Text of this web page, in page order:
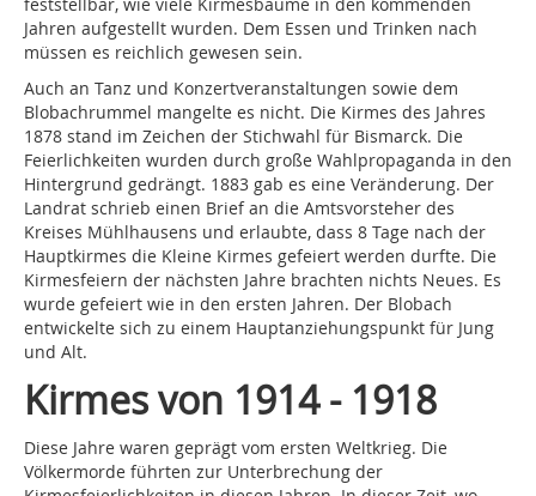
Jahren aufgestellt wurden. Dem Essen und Trinken nach
müssen es reichlich gewesen sein.
Auch an Tanz und Konzertveranstaltungen sowie dem
Blobachrummel mangelte es nicht. Die Kirmes des Jahres
1878 stand im Zeichen der Stichwahl für Bismarck. Die
Feierlichkeiten wurden durch große Wahlpropaganda in den
Hintergrund gedrängt. 1883 gab es eine Veränderung. Der
Landrat schrieb einen Brief an die Amtsvorsteher des
Kreises Mühlhausens und erlaubte, dass 8 Tage nach der
Hauptkirmes die Kleine Kirmes gefeiert werden durfte. Die
Kirmesfeiern der nächsten Jahre brachten nichts Neues. Es
wurde gefeiert wie in den ersten Jahren. Der Blobach
entwickelte sich zu einem Hauptanziehungspunkt für Jung
und Alt.
Kirmes von 1914 - 1918
Diese Jahre waren geprägt vom ersten Weltkrieg. Die
Völkermorde führten zur Unterbrechung der